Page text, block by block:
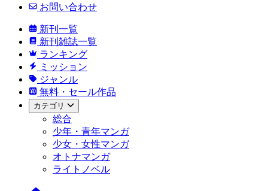
お問い合わせ
新刊一覧
新刊雑誌一覧
ランキング
ミッション
ジャンル
無料・セール作品
カテゴリ
総合
少年・青年マンガ
少女・女性マンガ
オトナマンガ
ライトノベル